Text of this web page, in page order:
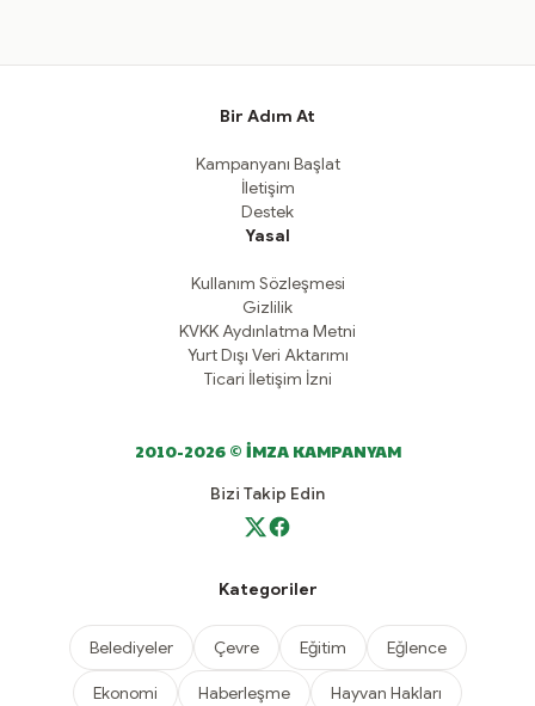
Bir Adım At
Kampanyanı Başlat
İletişim
Destek
Yasal
Kullanım Sözleşmesi
Gizlilik
KVKK Aydınlatma Metni
Yurt Dışı Veri Aktarımı
Ticari İletişim İzni
2010-2026 © İMZA KAMPANYAM
Bizi Takip Edin
Kategoriler
Belediyeler Çevre Eğitim Eğlence
Ekonomi Haberleşme Hayvan Hakları